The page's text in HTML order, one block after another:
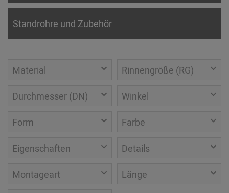
Standrohre und Zubehör
Material Rinnengröße (RG)
Durchmesser (DN) Winkel
Form Farbe
Eigenschaften Details
Montageart Länge